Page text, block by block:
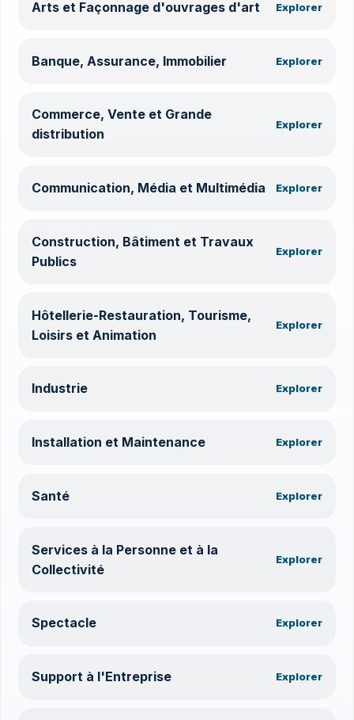
Arts et Façonnage d'ouvrages d'art Explorer
Banque, Assurance, Immobilier Explorer
Commerce, Vente et Grande
distribution
Explorer
Communication, Média et Multimédia Explorer
Construction, Bâtiment et Travaux
Publics
Explorer
Hôtellerie-Restauration, Tourisme,
Loisirs et Animation
Explorer
Industrie Explorer
Installation et Maintenance Explorer
Santé Explorer
Services à la Personne et à la
Collectivité
Explorer
Spectacle Explorer
Support à l'Entreprise Explorer